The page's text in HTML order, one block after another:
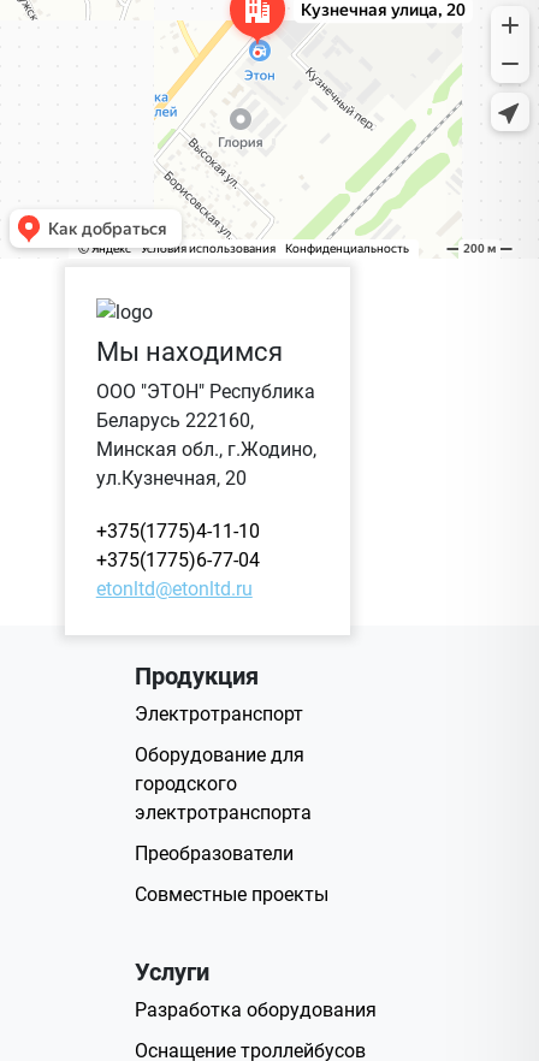
Мы находимся
ООО "ЭТОН" Республика
Беларусь 222160,
Минская обл., г.Жодино,
ул.Кузнечная, 20
+375(1775)4-11-10
+375(1775)6-77-04
etonltd@etonltd.ru
Продукция
Электротранспорт
Оборудование для
городского
электротранспорта
Преобразователи
Совместные проекты
Услуги
Разработка оборудования
Оснащение троллейбусов